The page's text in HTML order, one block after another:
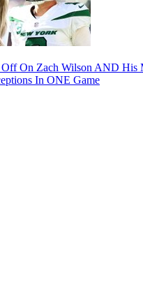
Off On Zach Wilson AND His
In ONE Game